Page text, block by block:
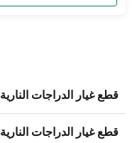
قطع غيار الدراجات النارية 125CC
قطع غيار الدراجات النارية 150CC